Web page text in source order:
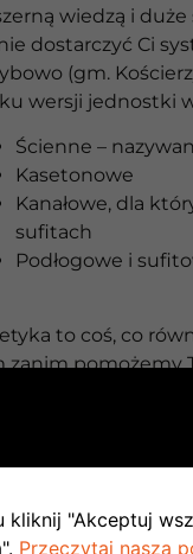
wiedzą i
dostarczyć Ci
(gm.
wersji jednostki
Ścienne –
Kasetonowe
Kanałowe, dla
sufitach
Podłogowe i
to coś, co
zanim pomożemy
wspólnie
systemów
sytuacji, gdy spore
budynku –
Multi Split.
kliknij "Akceptuj
Przeczytaj naszą